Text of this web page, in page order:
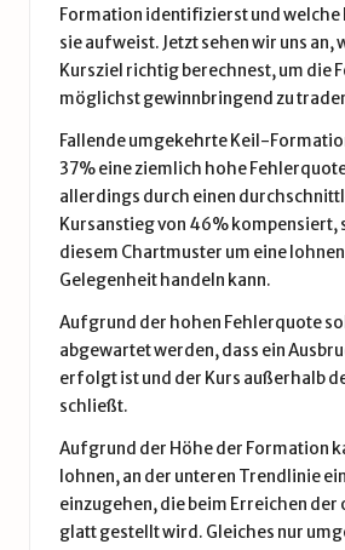
Formation identifizierst und welche
sie aufweist. Jetzt sehen wir uns an,
Kursziel richtig berechnest, um die
möglichst gewinnbringend zu
Fallende umgekehrte Keil-
37% eine ziemlich hohe
allerdings durch einen
Kursanstieg von 46% kompensiert,
diesem Chartmuster um eine
Gelegenheit handeln kann.
Aufgrund der hohen Fehlerquote
abgewartet werden, dass ein
erfolgt ist und der Kurs außerhalb
schließt.
Aufgrund der Höhe der Formation
lohnen, an der unteren Trendlinie
einzugehen, die beim Erreichen
glatt gestellt wird. Gleiches nur